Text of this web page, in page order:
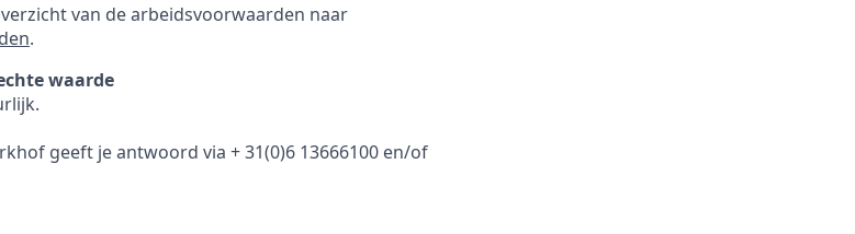
van de arbeidsvoorwaarden naar
.
waarde
geeft je antwoord via + 31(0)6 13666100 en/of